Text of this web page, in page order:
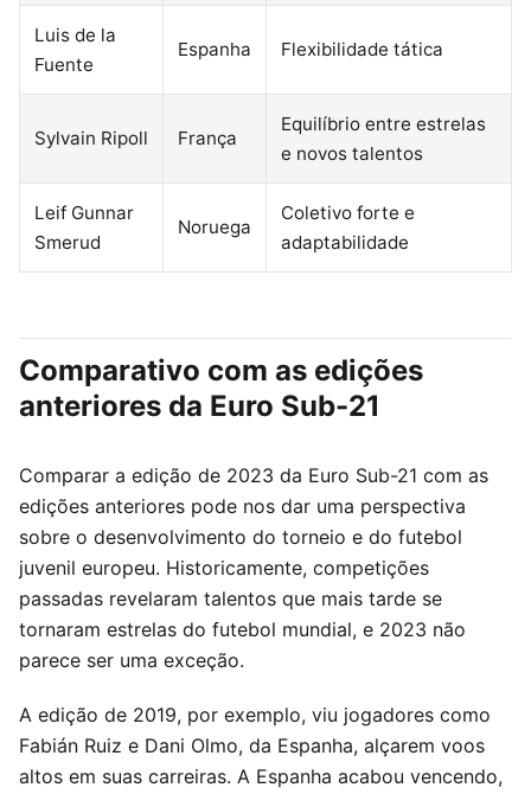
Luis de la
Fuente
Espanha Flexibilidade tática
Sylvain Ripoll França
Equilíbrio entre estrelas
e novos talentos
Leif Gunnar
Smerud
Noruega
Coletivo forte e
adaptabilidade
Comparativo com as edições
anteriores da Euro Sub-21
Comparar a edição de 2023 da Euro Sub-21 com as
edições anteriores pode nos dar uma perspectiva
sobre o desenvolvimento do torneio e do futebol
juvenil europeu. Historicamente, competições
passadas revelaram talentos que mais tarde se
tornaram estrelas do futebol mundial, e 2023 não
parece ser uma exceção.
A edição de 2019, por exemplo, viu jogadores como
Fabián Ruiz e Dani Olmo, da Espanha, alçarem voos
altos em suas carreiras. A Espanha acabou vencendo,